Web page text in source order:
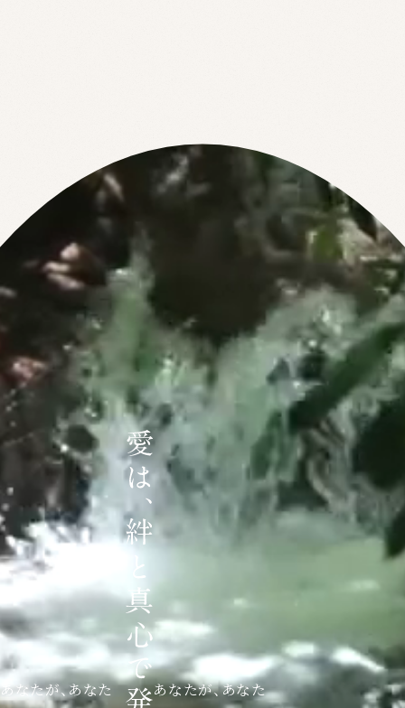
あなたが、あなた
あなたが、あなた